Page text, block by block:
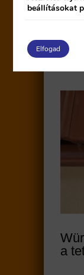
a
beállításokat
Elfogad